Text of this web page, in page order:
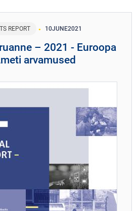
REPORT 10JUNE2021
– 2021 - Euroopa
arvamused